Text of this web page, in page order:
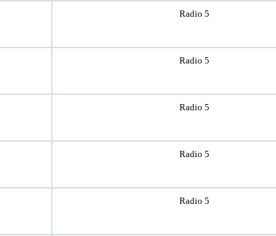
Radio 5
Radio 5
Radio 5
Radio 5
Radio 5